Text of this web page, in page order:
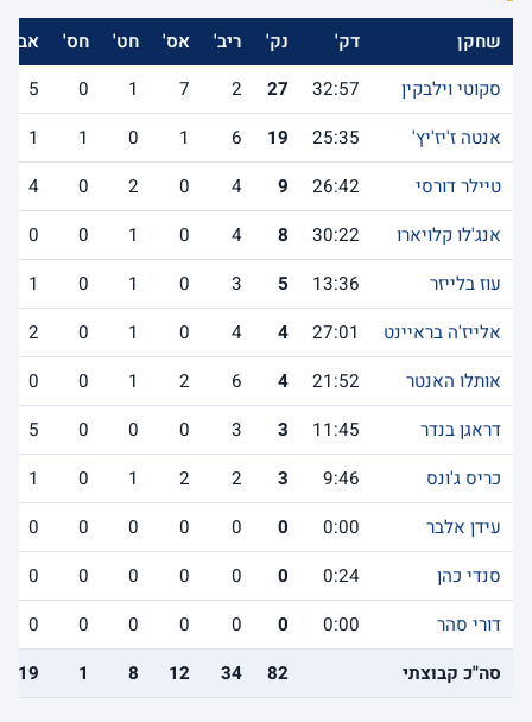
שחקן דק' נק' ריב' אס' חט' חס'
אב'
סקוטי וילבקין
32:57
27
2
7
1
0
5
אנטה ז'יז'יץ'
25:35
19
6
1
0
1
1
טיילר דורסי
26:42
9
4
0
2
0
4
אנג'לו קלויארו
30:22
8
4
0
1
0
0
עוז בלייזר
13:36
5
3
0
1
0
1
אלייז'ה בראיינט
27:01
4
4
0
1
0
2
אותלו האנטר
21:52
4
6
2
1
0
0
דראגן בנדר
11:45
3
3
0
0
0
5
כריס ג'ונס
9:46
3
2
2
1
0
1
עידן אלבר
0:00
0
0
0
0
0
0
סנדי כהן
0:24
0
0
0
0
0
0
דורי סהר
0:00
0
0
0
0
0
0
סה"כ קבוצתי
82
34
12
8
1
19